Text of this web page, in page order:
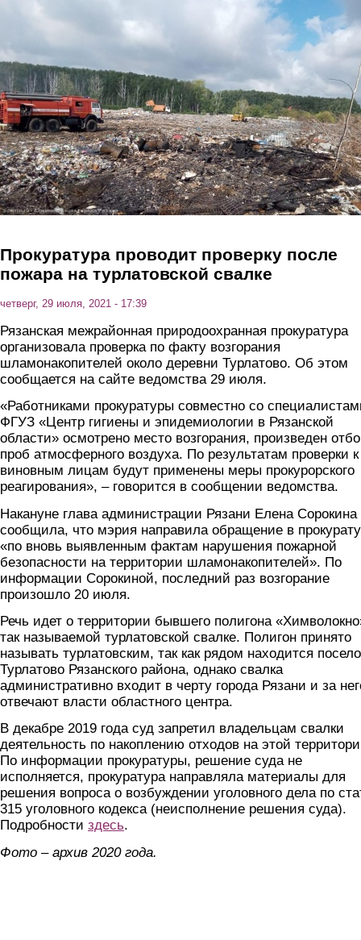
Перейти к основному содержанию
Прокуратура проводит проверку после
пожара на турлатовской свалке
четверг, 29 июля, 2021 - 17:39
Рязанская межрайонная природоохранная прокуратура
организовала проверка по факту возгорания
шламонакопителей около деревни Турлатово. Об этом
сообщается на сайте ведомства 29 июля.
«Работниками прокуратуры совместно со
ФГУЗ «Центр гигиены и эпидемиологии в Рязанской
области» осмотрено место возгорания, произведен
проб атмосферного воздуха. По результатам проверки к
виновным лицам будут применены меры прокурорского
реагирования», – говорится в сообщении ведомства.
Накануне глава администрации Рязани Елена Сорокина
сообщила, что мэрия направила обращение в
«по вновь выявленным фактам нарушения пожарной
безопасности на территории шламонакопителей». По
информации Сорокиной, последний раз возгорание
произошло 20 июля.
Речь идет о территории бывшего полигона
так называемой турлатовской свалке. Полигон принято
называть турлатовским, так как рядом находится
Турлатово Рязанского района, однако свалка
административно входит в черту города Рязани и за
отвечают власти областного центра.
В декабре 2019 года суд запретил владельцам свалки
деятельность по накоплению отходов на этой
По информации прокуратуры, решение суда не
исполняется, прокуратура направляла материалы для
решения вопроса о возбуждении уголовного дела по
315 уголовного кодекса (неисполнение решения суда).
Подробности здесь.
Фото – архив 2020 года.